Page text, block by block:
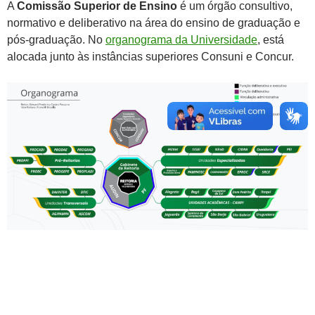
A Comissão Superior de Ensino é um órgão consultivo,
normativo e deliberativo na área do ensino de graduação e
pós-graduação. No organograma da Universidade, está
alocada junto às instâncias superiores Consuni e Concur.